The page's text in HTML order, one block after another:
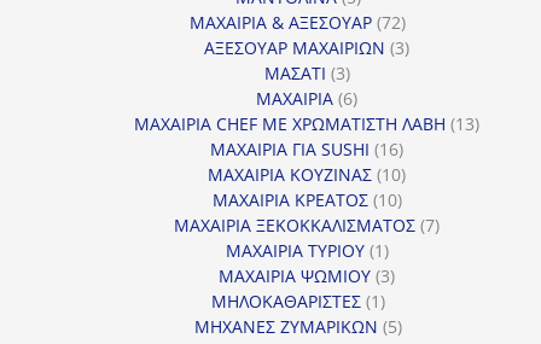
προϊόντα
ΜΑΧΑΙΡΙΑ & ΑΞΕΣΟΥΑΡ 7272
προϊόντα
ΑΞΕΣΟΥΑΡ ΜΑΧΑΙΡΙΩΝ 33
ΜΑΣΑΤΙ 33
προϊόντα
ΜΑΧΑΙΡΙΑ 66
προϊόντα
ΜΑΧΑΙΡΙΑ CHEF ΜΕ ΧΡΩΜΑΤΙΣΤΗ ΛΑΒΗ 1313
ΜΑΧΑΙΡΙΑ ΓΙΑ SUSHI 1616
προϊόντα
ΜΑΧΑΙΡΙΑ ΚΟΥΖΙΝΑΣ 1010
προϊόντα
ΜΑΧΑΙΡΙΑ ΚΡΕΑΤΟΣ 1010
προϊόντα
ΜΑΧΑΙΡΙΑ ΞΕΚΟΚΚΑΛΙΣΜΑΤΟΣ 77
ΜΑΧΑΙΡΙΑ ΤΥΡΙΟΥ 11
προϊόν
ΜΑΧΑΙΡΙΑ ΨΩΜΙΟΥ 33
ΜΗΛΟΚΑΘΑΡΙΣΤΕΣ 11
προϊόν
ΜΗΧΑΝΕΣ ΖΥΜΑΡΙΚΩΝ 55